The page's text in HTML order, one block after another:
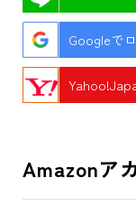
Googleで
Amazonア